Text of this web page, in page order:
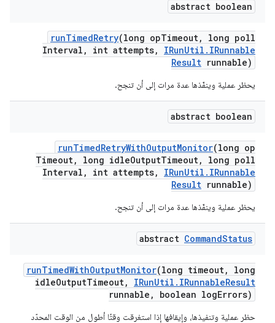
abstract boolean
runTimedRetry(long opTimeout,
long poll
Interval , int attempts, IRunUtil . IRunnable
Result runnable)
يحظر عملية وينفّذها عدة مرات إلى أن تنجح.
abstract boolean
runTimedRetryWithOutputMonitor(long op
Timeout, long idleOutputTimeout,
long poll
Interval , int attempts, IRunUtil . IRunnable
Result runnable)
يحظر عملية وينفّذها عدة مرات إلى أن تنجح.
abstract CommandStatus
runTimedWithOutputMonitor(long timeout,
long
idleOutputTimeout, IRunUtil . IRunnableResult
runnable , boolean logErrors)
حظر عملية وتنفيذها، وإيقافها إذا استغرقت وقتًا أطول من الوقت المحدّد